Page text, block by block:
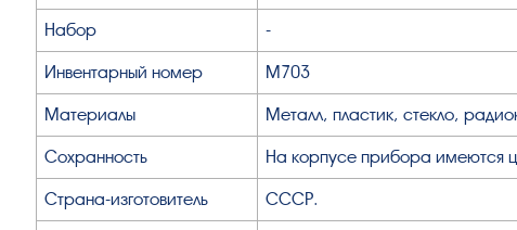
Набор -
Инвентарный номер М703
Материалы Металл, пластик, стекло,
Сохранность На корпусе прибора имеются
Страна-изготовитель СССР.